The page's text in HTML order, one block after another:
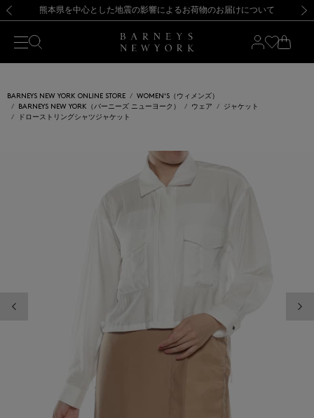
新規登録のお客様も対象！＜MY BARNEYS＞会員のお客様は11,000円（税込）以上のお買上げで常時送料無料！お買い物の際は会員登録を！
【夏季休業に伴う返品・交換承り一時停止のお知らせ】（2026.8.5）
熊本県を中心とした地震の影響によるお荷物のお届けについて
【開催中】SUMMER SALEのご案内・ご注意事項 新規登録のお客様も対象！＜MY BARNEYS＞会員のお客様は11,000円（税込）以上のお買上げで常時送料無料！お買い物の際は会員登録を！
【夏季休業に伴う返品・交換承り一時停止のお知らせ】（2026.8.5）
BARNEYS NEW YORK ONLINE STORE
WOMEN'S（ウィメンズ）
BARNEYS NEW YORK（バーニーズ ニューヨーク）
ウェア
ジャケット
ドローストリングシャツジャケット